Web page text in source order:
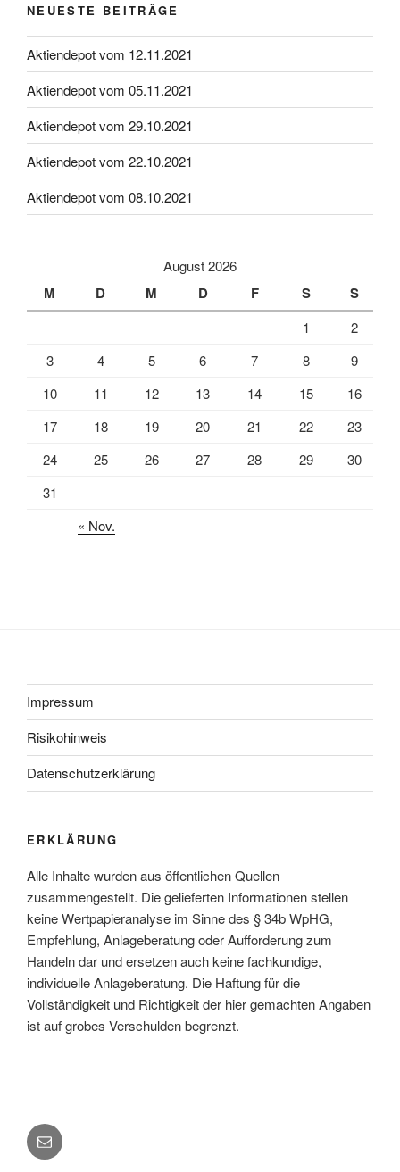
NEUESTE BEITRÄGE
Aktiendepot vom 12.11.2021
Aktiendepot vom 05.11.2021
Aktiendepot vom 29.10.2021
Aktiendepot vom 22.10.2021
Aktiendepot vom 08.10.2021
August 2026
M D M D F S S
1
2
3
4 5 6 7 8
9
10
11 12 13 14 15
16
17
18 19 20 21 22
23
24
25 26 27 28 29
30
31
« Nov.
Impressum
Risikohinweis
Datenschutzerklärung
ERKLÄRUNG
Alle Inhalte wurden aus öffentlichen Quellen
zusammengestellt. Die gelieferten Informationen stellen
keine Wertpapieranalyse im Sinne des § 34b WpHG,
Empfehlung, Anlageberatung oder Aufforderung zum
Handeln dar und ersetzen auch keine fachkundige,
individuelle Anlageberatung. Die Haftung für die
Vollständigkeit und Richtigkeit der hier gemachten Angaben
ist auf grobes Verschulden begrenzt.
E-
Mail